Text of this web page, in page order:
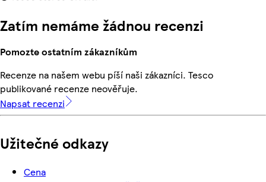
Zatím nemáme žádnou recenzi
Pomozte ostatním zákazníkům
Recenze na našem webu píší naši zákazníci. Tesco
publikované recenze neověřuje.
Napsat recenzi
Užitečné odkazy
Cena